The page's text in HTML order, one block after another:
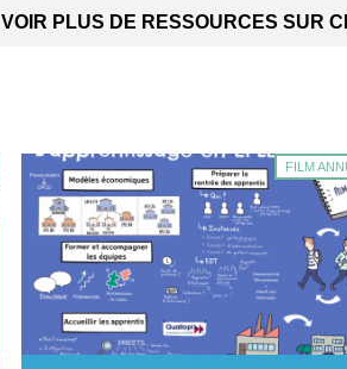
VOIR PLUS DE RESSOURCES SUR
FILM